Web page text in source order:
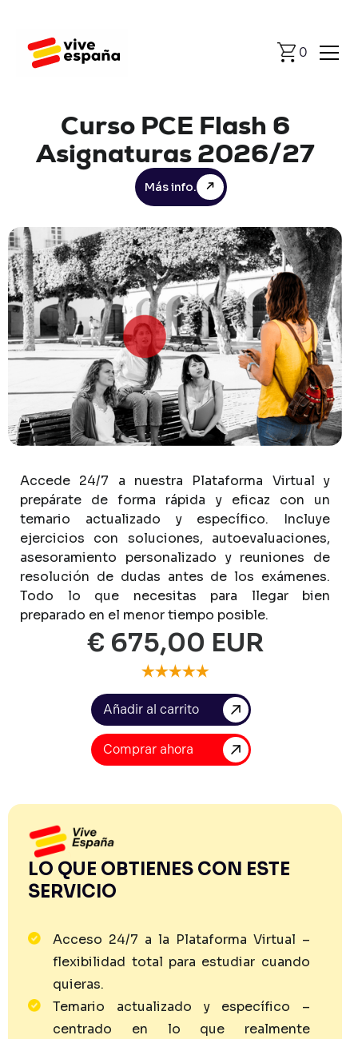
0
Curso PCE Flash 6
Asignaturas 2026/27
Más info.
Accede 24/7 a nuestra Plataforma Virtual y
prepárate
de forma rápida y eficaz con
un
temario
actualizado y específico.
Incluye
ejercicios
con soluciones,
autoevaluaciones,
asesoramiento
personalizado y reuniones
de
resolución de dudas antes de los exámenes.
Todo
lo que necesitas para llegar
bien
preparado en el menortiempo posible.
€ 675,00 EUR
Comprar ahora
LO QUE OBTIENES CON ESTE
SERVICIO
Acceso 24/7 a la Plataforma Virtual –
flexibilidad total para estudiar cuando
quieras.
Temario actualizado y específico –
centrado en lo que realmente